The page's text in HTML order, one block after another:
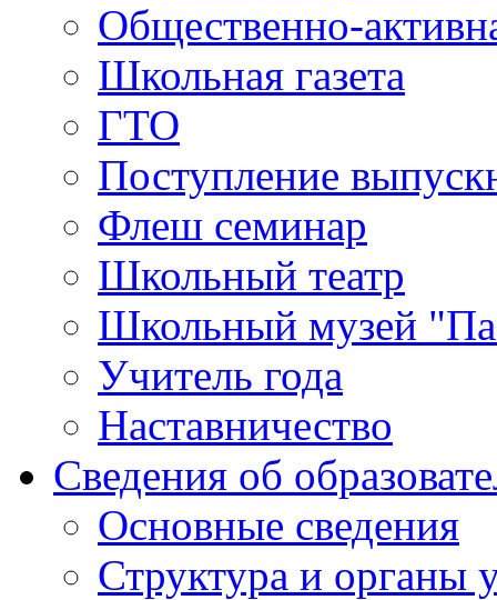
Общественно-
Школьная газета
ГТО
Поступление
Флеш семинар
Школьный театр
Школьный музей
Учитель года
Наставничество
Сведения об
Основные сведения
Структура и органы